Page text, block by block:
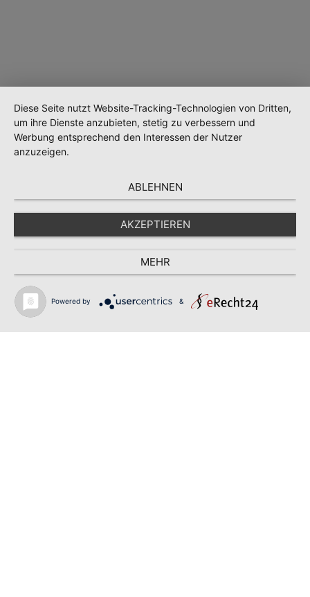
Diese Seite nutzt Website-Tracking-Technologien von Dritten,
um ihre Dienste anzubieten, stetig zu verbessern und
Werbung entsprechend den Interessen der Nutzer
anzuzeigen.
ABLEHNEN
AKZEPTIEREN
MEHR
Powered by &